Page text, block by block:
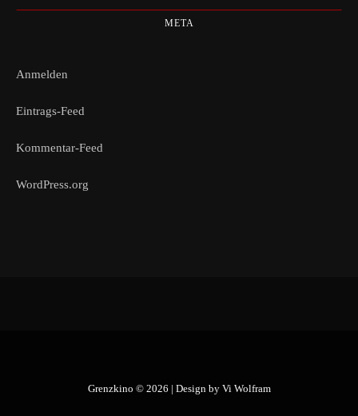
META
Anmelden
Eintrags-Feed
Kommentar-Feed
WordPress.org
Grenzkino © 2026 | Design by Vi Wolfram